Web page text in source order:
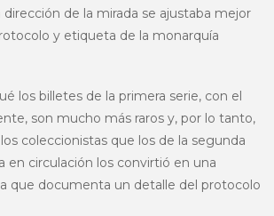
de la mirada se ajustaba mejor
y etiqueta de la monarquía
los billetes de la primera serie, con el
son mucho más raros y, por lo tanto,
coleccionistas que los de la segunda
en circulación los convirtió en una
que documenta un detalle del protocolo